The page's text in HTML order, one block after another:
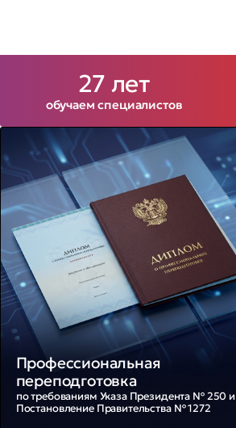
27 лет
обучаем специалистов
Основные драйверы
Профессиональная
переподготовка
по требованиям Указа Президента № 250 и
Постановление Правительства № 1272